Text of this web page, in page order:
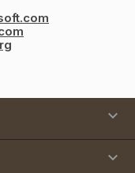

